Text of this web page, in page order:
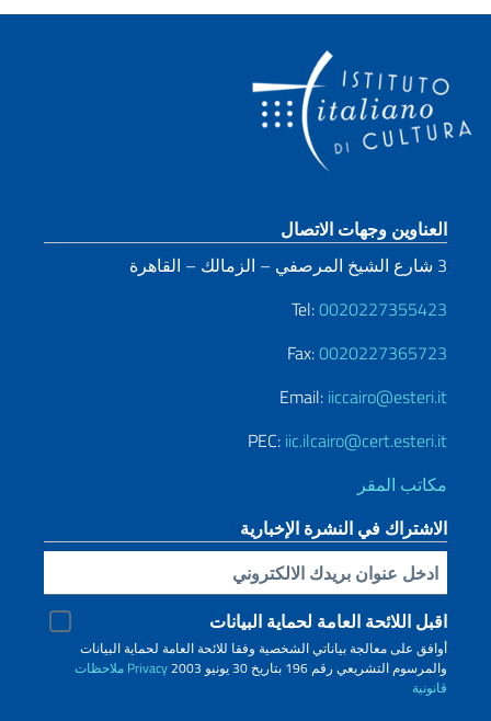
قسم التذييل
العناوين وجهات الاتصال
3 شارع الشيخ المرصفي – الزمالك – القاهرة
Tel:0020227355423
Fax:0020227365723
Email: iiccairo@esteri.it
PEC: iic.ilcairo@cert.esteri.it
مكاتب المقر
الاشتراك في النشرة الإخبارية
Inserisci la tua email
اقبل اللائحة العامة لحماية البيانات
أوافق على معالجة بياناتي الشخصية وفقا للائحة العامة لحماية البيانات
والمرسوم التشريعي رقم 196 بتاريخ 30 يونيو 2003
Privacy ملاحظات
قانونية